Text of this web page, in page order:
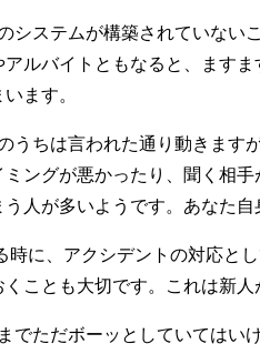
ステムが構築されていない
ルバイトともなると、ます
ます。
ちは言われた通り動きます
ングが悪かったり、聞く相
人が多いようです。あなた
に、アクシデントの対応と
ことも大切です。これは新
ただボーッとしていてはい